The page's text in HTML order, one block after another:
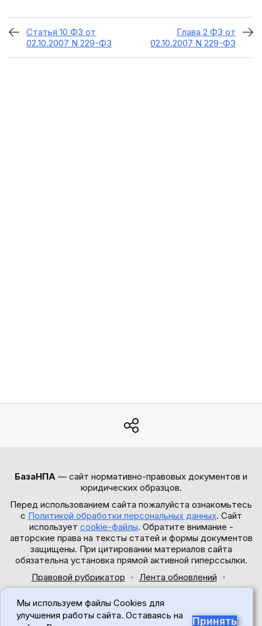
Статья 10 ФЗ от
02.10.2007 N 229-ФЗ
Глава 2 ФЗ от
02.10.2007 N 229-ФЗ
БазаНПА — сайт нормативно-правовых документов и
юридических образцов.
Перед использованием сайта пожалуйста ознакомьтесь
с Политикой обработки персональных данных. Сайт
использует cookie-файлы. Обратите внимание -
авторские права на тексты статей и формы документов
защищены. При цитировании материалов сайта
обязательна установка прямой активной гиперссылки.
Правовой рубрикатор
Лента обновлений
© 2017-2026
Мы используем файлы Cookies для
улучшения работы сайта. Оставаясь на
Принять